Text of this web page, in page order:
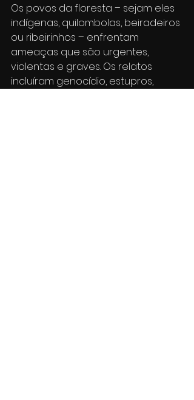
Os povos da floresta – sejam eles
indígenas, quilombolas, beiradeiros
ou ribeirinhos – enfrentam
ameaças que são urgentes,
violentas e graves. Os relatos
incluíram genocídio, estupros,